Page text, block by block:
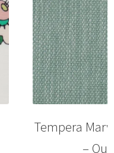
Tempera
–